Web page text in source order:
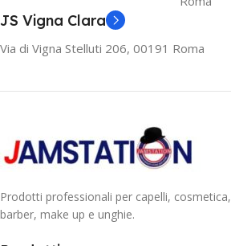
Roma
JS Vigna Clara
Via di Vigna Stelluti 206, 00191 Roma
Prodotti professionali per capelli, cosmetica,
barber, make up e unghie.